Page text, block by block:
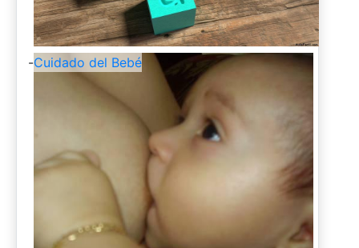
-Cuidado del Bebé